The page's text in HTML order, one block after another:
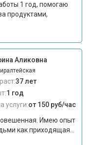
1 год, помогаю
продуктами,
Аликовна
37 лет
1 год
услуги:от 150 руб/час
Имею опыт
как приходящая...